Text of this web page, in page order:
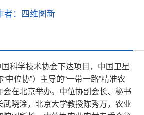
者：四维图新
科学技术协会下达项目，中国卫星
中位协”）主导的“一带一路”精准农
会在北京举办。中位协副会长、秘书
武晓淦，北京大学教授陈秀万，农业